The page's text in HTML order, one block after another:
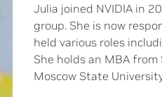
Julia joined NVIDIA in
group. She is now
held various roles
She holds an MBA
Moscow State